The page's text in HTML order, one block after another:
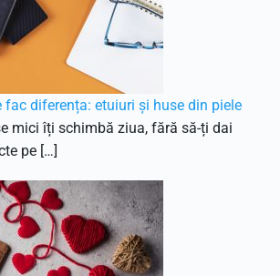
fac diferența: etuiuri și huse din piele
mici îți schimbă ziua, fără să-ți dai
pe […]